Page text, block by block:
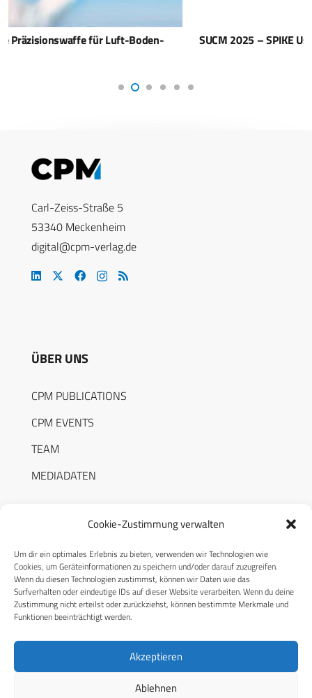
Cookie-Zustimmung verwalten
Um dir ein optimales Erlebnis zu bieten, verwenden wir Technologien wie
Cookies, um Geräteinformationen zu speichern und/oder darauf zuzugreifen.
Wenn du diesen Technologien zustimmst, können wir Daten wie das
Surfverhalten oder eindeutige IDs auf dieser Website verarbeiten. Wenn du deine
Zustimmung nicht erteilst oder zurückziehst, können bestimmte Merkmale und
Funktionen beeinträchtigt werden.
Akzeptieren
Ablehnen
SUCM 2025 – SPIKE User Club Meeting in Bratislava
Carl-Zeiss-Straße 5
53340 Meckenheim
digital@cpm-verlag.de
ÜBER UNS
CPM PUBLICATIONS
CPM EVENTS
TEAM
MEDIADATEN
RECHTLICHES
Datenschutzerklärung
Cookie-Richtlinie (EU)